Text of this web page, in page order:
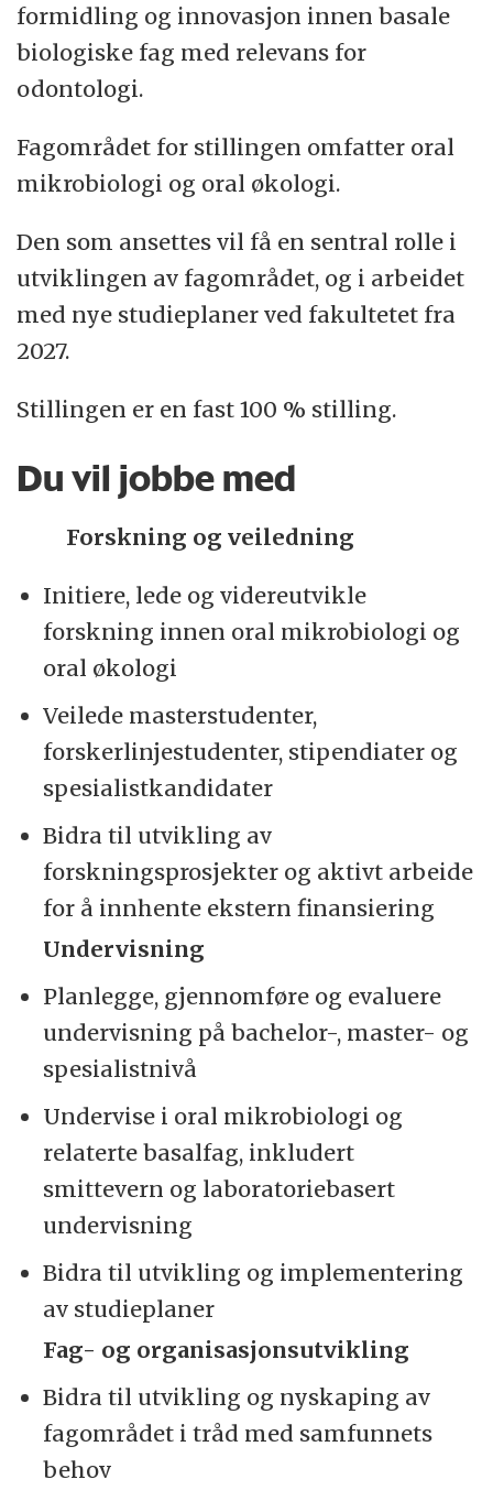
formidling og innovasjon innen basale
biologiske fag med relevans for
odontologi.
Fagområdet for stillingen omfatter oral
mikrobiologi og oral økologi.
Den som ansettes vil få en sentral rolle i
utviklingen av fagområdet, og i arbeidet
med nye studieplaner ved fakultetet fra
2027.
Stillingen er en fast 100 % stilling.
Du vil jobbe med
Forskning og veiledning
Initiere, lede og videreutvikle
forskning innen oral mikrobiologi og
oral økologi
Veilede masterstudenter,
forskerlinjestudenter, stipendiater og
spesialistkandidater
Bidra til utvikling av
forskningsprosjekter og aktivt arbeide
for å innhente ekstern finansiering
Undervisning
Planlegge, gjennomføre og evaluere
undervisning på bachelor-, master- og
spesialistnivå
Undervise i oral mikrobiologi og
relaterte basalfag, inkludert
smittevern og laboratoriebasert
undervisning
Bidra til utvikling og implementering
av studieplaner
Fag- og organisasjonsutvikling
Bidra til utvikling og nyskaping av
fagområdet i tråd med samfunnets
behov